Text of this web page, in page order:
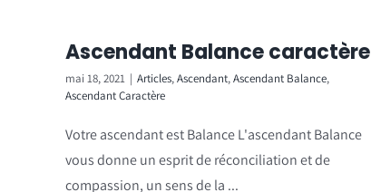
Ascendant Balance caractère
mai 18, 2021 | Articles,Ascendant,Ascendant Balance,
Ascendant Caractère
Votre ascendant est Balance L'ascendant Balance
vous donne un esprit de réconciliation et de
compassion, un sens de la ...